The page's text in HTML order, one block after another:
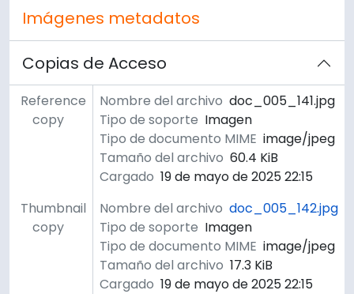
Imágenes metadatos
Copias de Acceso
Reference
copy
Nombre del archivo doc_005_141.jpg
Tipo de soporte Imagen
Tipo de documento MIME image/jpeg
Tamaño del archivo 60.4 KiB
Cargado 19 de mayo de 2025 22:15
Thumbnail
copy
Nombre del archivo doc_005_142.jpg
Tipo de soporte Imagen
Tipo de documento MIME image/jpeg
Tamaño del archivo 17.3 KiB
Cargado 19 de mayo de 2025 22:15